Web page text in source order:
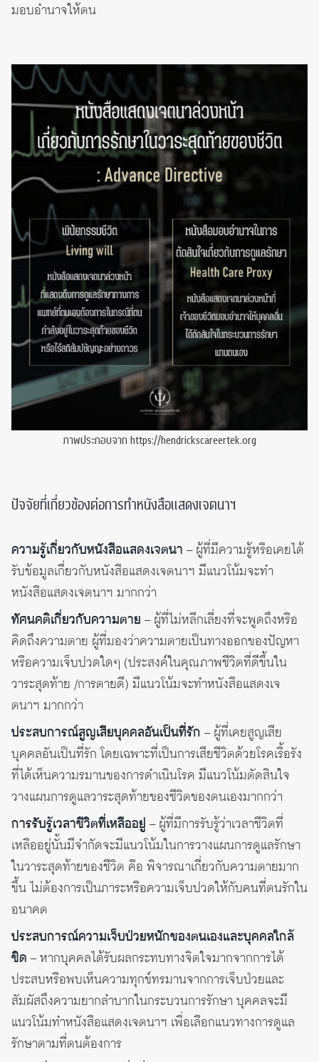
มอบอำนาจให้ตน
ภาพประกอบจาก https://hendrickscareertek.org
ปัจจัยที่เกี่ยวข้องต่อการทำหนังสือแสดงเจตนาฯ
ความรู้เกี่ยวกับหนังสือแสดงเจตนา – ผู้ที่มีความรู้หรือเคยได้
รับข้อมูลเกี่ยวกับหนังสือแสดงเจตนาฯ มีแนวโน้มจะทำ
หนังสือแสดงเจตนาฯ มากกว่า
ทัศนคติเกี่ยวกับความตาย – ผู้ที่ไม่หลีกเลี่ยงที่จะพูดถึงหรือ
คิดถึงความตาย ผู้ที่มองว่าความตายเป็นทางออกของปัญหา
หรือความเจ็บปวดใดๆ (ประสงค์ในคุณภาพชีวิตที่ดีขึ้นใน
วาระสุดท้าย /การตายดี) มีแนวโน้มจะทำหนังสือแสดงเจ
ตนาฯ มากกว่า
ประสบการณ์สูญเสียบุคคลอันเป็นที่รัก – ผู้ที่เคยสูญเสีย
บุคคลอันเป็นที่รัก โดยเฉพาะที่เป็นการเสียชีวิตด้วยโรคเรื้อรัง
ที่ได้เห็นความรมานของการดำเนินโรค มีแนวโน้มตัดสินใจ
วางแผนการดูแลวาระสุดท้ายของชีวิตของตนเองมากกว่า
การรับรู้เวลาชีวิตที่เหลืออยู่ – ผู้ที่มีการรับรู้ว่าเวลาชีวิตที่
เหลืออยู่นั้นมีจำกัดจะมีแนวโน้มในการวางแผนการดูแลรักษา
ในวาระสุดท้ายของชีวิต คือ พิจารณาเกี่ยวกับความตายมาก
ขึ้น ไม่ต้องการเป็นภาระหรือความเจ็บปวดให้กับคนที่ตนรักใน
อนาคต
ประสบการณ์ความเจ็บป่วยหนักของตนเองและบุคคลใกล้
ชิด – หากบุคคลได้รับผลกระทบทางจิตใจมากจากการได้
ประสบหรือพบเห็นความทุกข์ทรมานจากการเจ็บป่วยและ
สัมผัสถึงความยากลำบากในกระบวนการรักษา บุคคลจะมี
แนวโน้มทำหนังสือแสดงเจตนาฯ เพื่อเลือกแนวทางการดูแล
รักษาตามที่ตนต้องการ